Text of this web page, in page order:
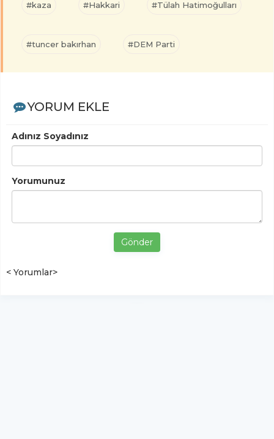
#kaza #Hakkari #Tülah Hatimoğulları
#tuncer bakırhan #DEM Parti
YORUM EKLE
Adınız Soyadınız
Yorumunuz
Gönder
< Yorumlar>